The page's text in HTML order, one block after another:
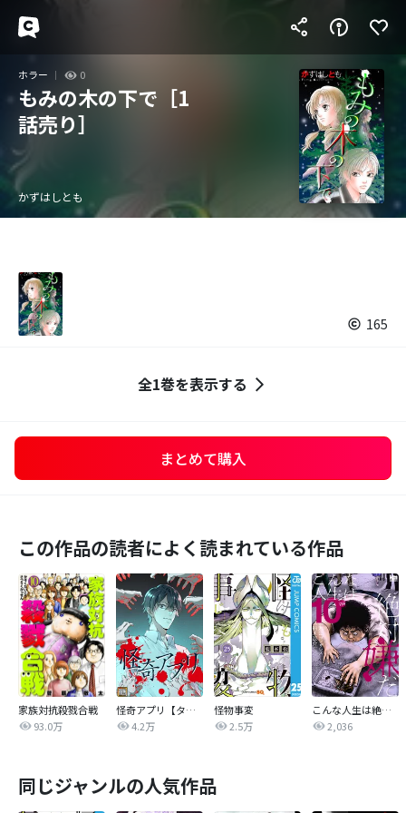
ホラー 0
もみの木の下で［1
話売り］
かずはしとも
165
全1巻を表示する
まとめて購入
この作品の読者によく読まれている作品
家族対抗殺戮合戦
93.0万
怪奇アプリ【タテヨミ】
4.2万
怪物事変
2.5万
こんな人生は絶対嫌だ
2,036
同じジャンルの人気作品